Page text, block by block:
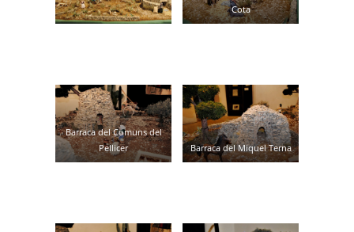
Cota
Barraca del Comuns del
Pellicer
Barraca del Miquel Terna